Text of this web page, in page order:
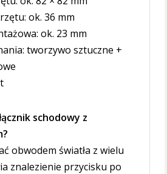
ok. 36 mm
ok. 23 mm
tworzywo sztuczne +
schodowy z
obwodem światła z wielu
znalezienie przycisku po